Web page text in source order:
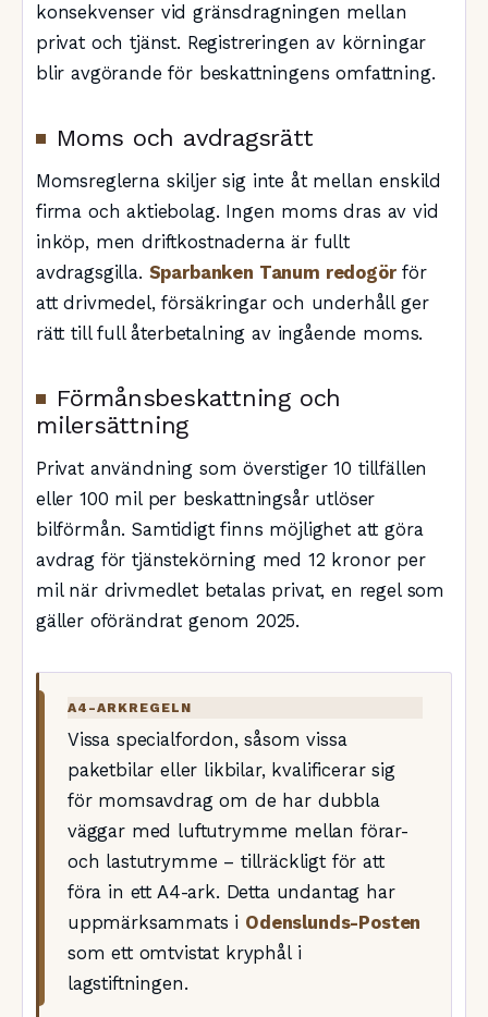
konsekvenser vid gränsdragningen mellan
privat och tjänst. Registreringen av körningar
blir avgörande för beskattningens omfattning.
Moms och avdragsrätt
Momsreglerna skiljer sig inte åt mellan enskild
firma och aktiebolag. Ingen moms dras av vid
inköp, men driftkostnaderna är fullt
avdragsgilla. Sparbanken Tanum redogörför
att drivmedel, försäkringar och underhåll ger
rätt till full återbetalning av ingående moms.
Förmånsbeskattning och
milersättning
Privat användning som överstiger 10 tillfällen
eller 100 mil per beskattningsår utlöser
bilförmån. Samtidigt finns möjlighet att göra
avdrag för tjänstekörning med 12 kronor per
mil när drivmedlet betalas privat, en regel som
gäller oförändrat genom 2025.
A4-ARKREGELN
Vissa specialfordon, såsom vissa
paketbilar eller likbilar, kvalificerar sig
för momsavdrag om de har dubbla
väggar med luftutrymme mellan förar-
och lastutrymme – tillräckligt för att
föra in ett A4-ark. Detta undantag har
uppmärksammats i Odenslunds-Posten
som ett omtvistat kryphål i
lagstiftningen.